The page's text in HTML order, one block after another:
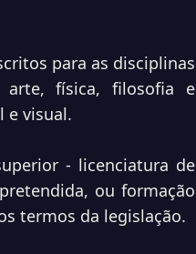
para as disciplinas
arte, física, filosofia e
e visual.
- licenciatura de
ou formação
termos da legislação.